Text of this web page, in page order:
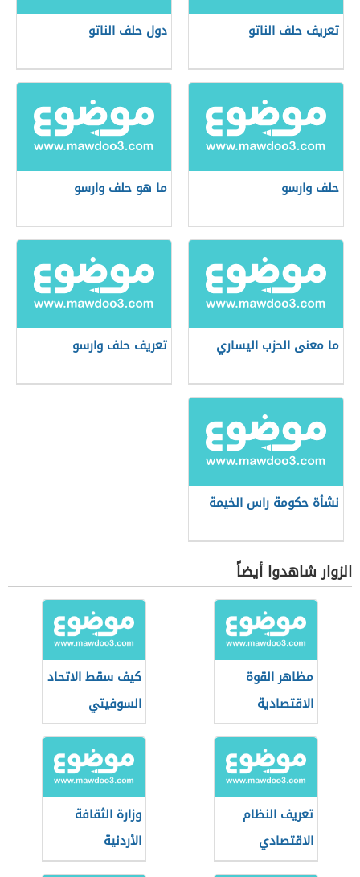
تعريف حلف الناتو دول حلف الناتو
حلف وارسو ما هو حلف وارسو
ما معنى الحزب اليساري تعريف حلف وارسو
نشأة حكومة راس الخيمة
الزوار شاهدوا أيضاً
مظاهر القوة
الاقتصادية
للولايات المتحدة
الأمريكية
كيف سقط الاتحاد
السوفيتي
تعريف النظام
الاقتصادي
وزارة الثقافة
الأردنية